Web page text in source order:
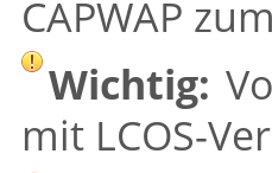
CAPWAP
Wichtig:
mit LCOS-